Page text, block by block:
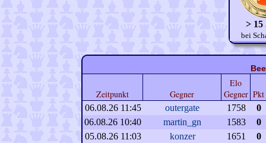
> 15
bei
Zeitpunkt Gegner
Elo
Gegner Pkt
06.08.26 11:45 outergate 1758
0
06.08.26 10:40
martin_gn 1583
0
05.08.26 11:03
konzer 1651
0